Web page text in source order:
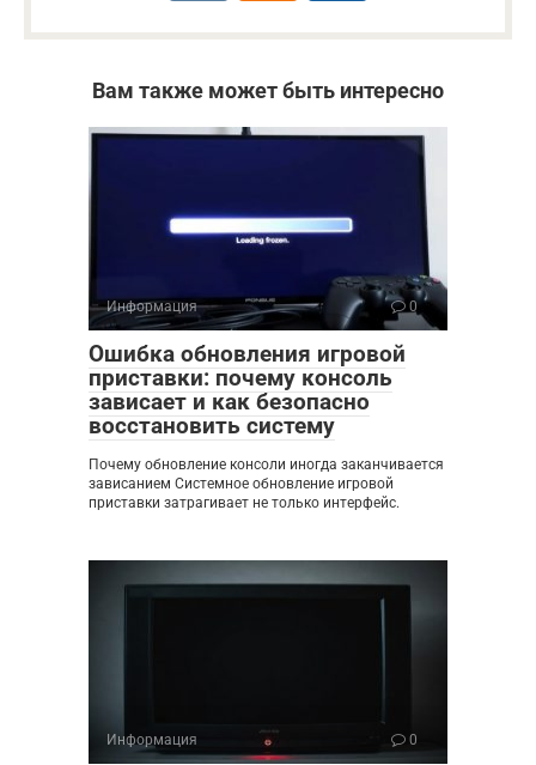
Вам также может быть интересно
Информация 0
Ошибка обновления игровой
приставки: почему консоль
зависает и как безопасно
восстановить систему
Почему обновление консоли иногда заканчивается
зависанием Системное обновление игровой
приставки затрагивает не только интерфейс.
Информация 0